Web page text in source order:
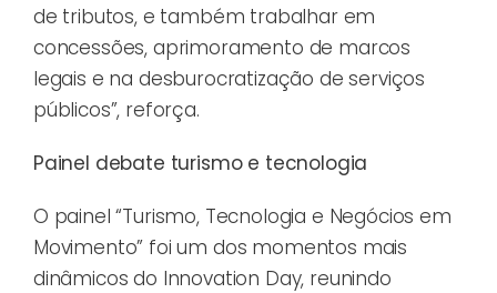
de tributos, e também trabalhar em
concessões, aprimoramento de marcos
legais e na desburocratização de serviços
públicos”, reforça.
Painel debate turismo e tecnologia
O painel “Turismo, Tecnologia e Negócios em
Movimento” foi um dos momentos mais
dinâmicos do Innovation Day, reunindo